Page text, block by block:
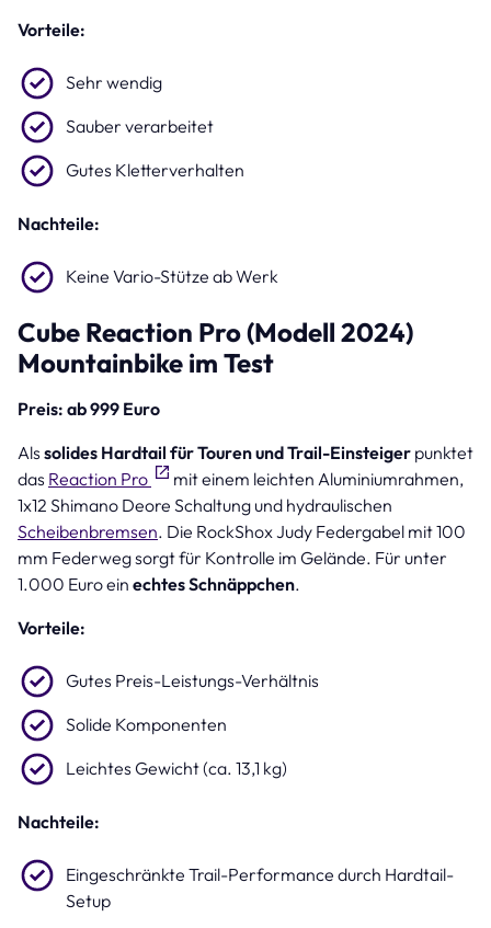
Vorteile:
Sehr wendig
Sauber verarbeitet
Gutes Kletterverhalten
Nachteile:
Keine Vario-Stütze ab Werk
Cube Reaction Pro (Modell 2024)
Mountainbike im Test
Preis: ab 999 Euro
Als solides Hardtail für Touren und Trail-Einsteiger punktet
das Reaction Pro
mit einem leichten Aluminiumrahmen,
1x12 Shimano Deore Schaltung und hydraulischen
Scheibenbremsen. Die RockShox Judy Federgabel mit 100
mm Federweg sorgt für Kontrolle im Gelände. Für unter
1.000 Euro ein echtes Schnäppchen.
Vorteile:
Gutes Preis-Leistungs-Verhältnis
Solide Komponenten
Leichtes Gewicht (ca. 13,1 kg)
Nachteile:
Eingeschränkte Trail-Performance durch Hardtail-
Setup